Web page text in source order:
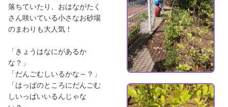
落ちていたり、おはながたく
さん咲いている小さなお砂場
のまわりも大人気！
「きょうはなにがあるか
な？」
「だんごむしいるかな～？」
「はっぱのところにだんごむ
しいっぱいいるんじゃな